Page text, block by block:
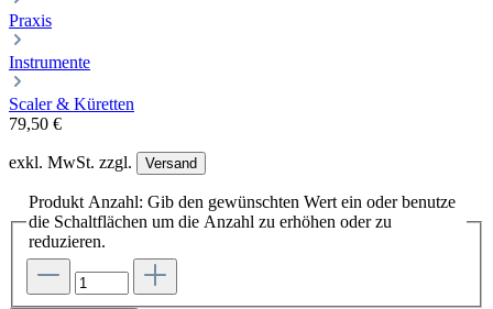
Praxis
Instrumente
Scaler & Küretten
79,50 €
exkl. MwSt. zzgl. Versand
Produkt Anzahl: Gib den gewünschten Wert ein oder benutze
die Schaltflächen um die Anzahl zu erhöhen oder zu
reduzieren.